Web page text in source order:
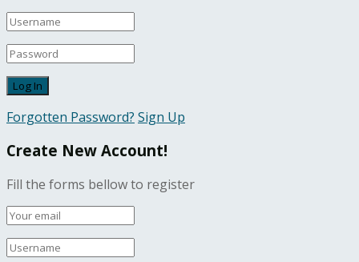
Forgotten Password? Sign Up
Create New Account!
Fill the forms bellow to register